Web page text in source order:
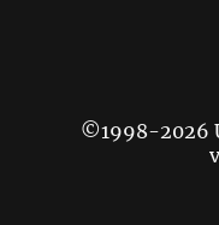
©1998-2026